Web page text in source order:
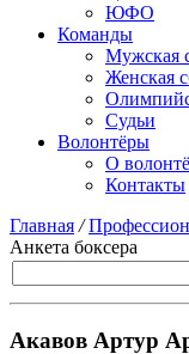
ЮФО
Команды
Мужская
Женская
Судьи
Волонтёры
О
Контакты
Главная /
Анкета боксера
Акавов Артур